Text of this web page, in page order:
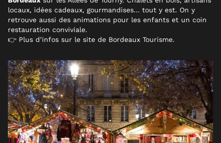
locaux, idées cadeaux, gourmandises… tout y est. On y
retrouve aussi des animations pour les enfants et un coin
restauration conviviale.
👉 Plus d’infos sur le site de Bordeaux Tourisme.